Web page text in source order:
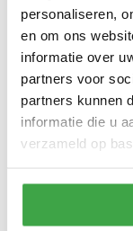
personaliseren,
en om ons
informatie over
partners voor
partners kunnen
informatie die u
verzameld op
Doorloophoogte
Transport